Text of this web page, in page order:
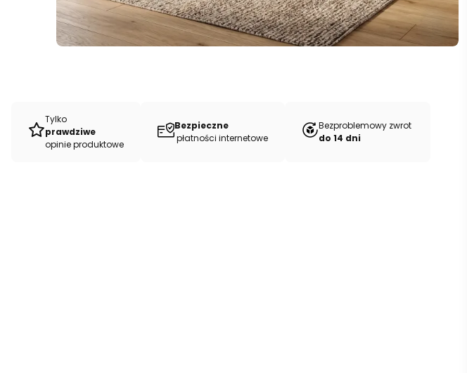
Tylko
prawdziwe
opinie produktowe
Bezpieczne
płatności internetowe
Bezproblemowy zwrot
do 14 dni